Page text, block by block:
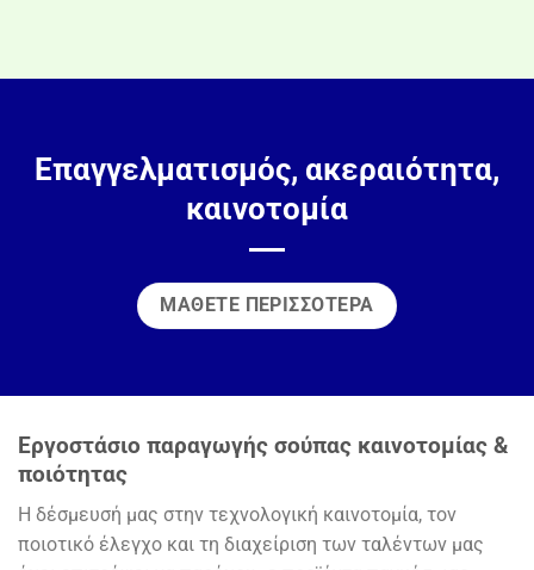
Επαγγελματισμός, ακεραιότητα,
καινοτομία
ΜΆΘΕΤΕ ΠΕΡΙΣΣΌΤΕΡΑ
Εργοστάσιο παραγωγής σούπας καινοτομίας &
ποιότητας
Η δέσμευσή μας στην τεχνολογική καινοτομία, τον
ποιοτικό έλεγχο και τη διαχείριση των ταλέντων μας